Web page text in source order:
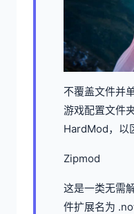
不覆盖文件并
游戏配置文件
HardMod，以
Zipmod
这是一类无需
件扩展名为